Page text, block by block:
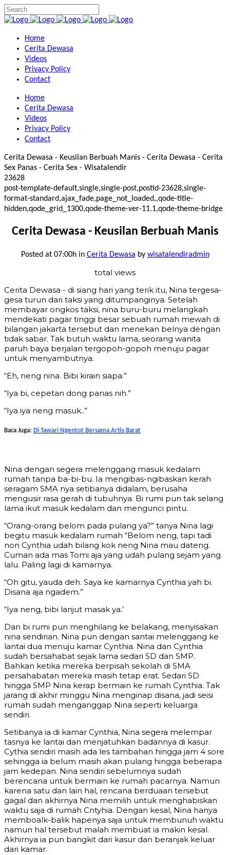
Home
Cerita Dewasa
Videos
Privacy Policy
Contact
Home
Cerita Dewasa
Videos
Privacy Policy
Contact
Cerita Dewasa - Keusilan Berbuah Manis - Cerita Dewasa - Cerita
Sex Panas - Cerita Sex - Wisatalendir
23628
post-template-default,single,single-post,postid-23628,single-
format-standard,ajax_fade,page_not_loaded,,qode-title-
hidden,qode_grid_1300,qode-theme-ver-11.1,qode-theme-bridge
Cerita Dewasa - Keusilan Berbuah Manis
Posted at 07:00hin Cerita Dewasa by wisatalendiradmin
total views
Cerita Dewasa - di siang hari yang terik itu, Nina tergesa-
gesa turun dari taksi yang ditumpanginya. Setelah
membayar ongkos taksi, nina buru-buru melangkah
mendekati pagar tinggi besar sebuah rumah mewah di
bilangan jakarta tersebut dan menekan belnya dengan
tidak sabar. Tak butuh waktu lama, seorang wanita
paruh baya berjalan tergopoh-gopoh menuju pagar
untuk menyambutnya.
“Eh, neng nina. Bibi kirain siapa.”
“Iya bi, cepetan dong panas nih.”
“Iya iya neng masuk..”
Baca Juga: Di Tawari Ngentot Bersama Artis Barat
Nina dengan segera melenggang masuk kedalam
rumah tanpa ba-bi-bu. Ia mengibas-ngibaskan kerah
seragam SMA nya setibanya didalam, berusaha
mengusir rasa gerah di tubuhnya. Bi rumi pun tak selang
lama ikut masuk kedalam dan mengunci pintu.
“Orang-orang belom pada pulang ya?” tanya Nina lagi
begitu masuk kedalam rumah “Belom neng, tapi tadi
non Cynthia udah bilang kok neng Nina mau dateng.
Cuman ada mas Tomi aja yang udah pulang sejam yang
lalu. Paling lagi di kamarnya.
“Oh gitu, yauda deh. Saya ke kamarnya Cynthia yah bi.
Disana aja ngadem.”
“Iya neng, bibi lanjut masak ya.’
Dan bi rumi pun menghilang ke belakang, menyisakan
nina sendirian. Nina pun dengan santai melenggang ke
lantai dua menuju kamar Cynthia. Nina dan Cynthia
sudah bersahabat sejak lama sedari SD dan SMP.
Bahkan ketika mereka berpisah sekolah di SMA
persahabatan mereka masih tetap erat. Sedari SD
hingga SMP Nina kerap bermain ke rumah Cynthia. Tak
jarang di akhir minggu Nina menginap disana, jadi seisi
rumah sudah menganggap Nina seperti keluarga
sendiri.
Setibanya ia di kamar Cynthia, Nina segera melempar
tasnya ke lantai dan menjatuhkan badannya di kasur.
Cythia sendiri masih ada les tambahan hingga jam 4 sore
sehingga ia belum masih akan pulang hingga beberapa
jam kedepan. Nina sendiri sebelumnya sudah
berencana untuk bermain ke rumah pacarnya. Namun
karena satu dan lain hal, rencana berduaan tersebut
gagal dan akhirnya Nina memilih untuk menghabiskan
waktu saja di rumah Cntyhia. Dengan kesal, Nina hanya
memboalk-balik hapenya saja untuk membunuh waktu
namun hal tersebut malah membuat ia makin kesal.
Akhirnya ia pun bangkit dari kasur dan beranjak keluar
dari kamar.